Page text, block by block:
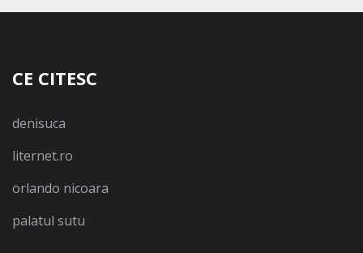
CE CITESC
denisuca
liternet.ro
orlando nicoara
palatul sutu